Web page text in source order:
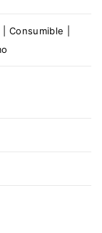
Consumible |